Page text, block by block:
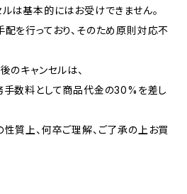
は基本的にはお受けできません。
を行っており、そのため原則対応不
のキャンセルは、
手数料として商品代金の30%を差し
質上、何卒ご理解、ご了承の上お買